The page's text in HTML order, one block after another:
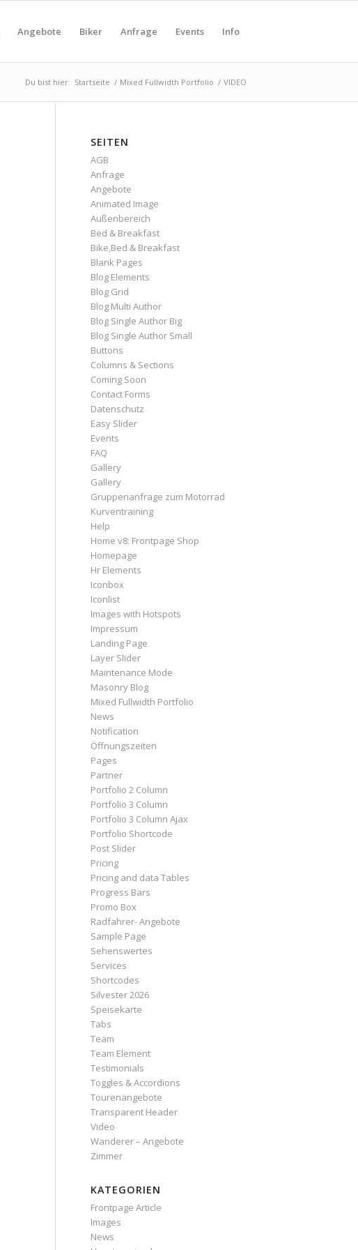
Angebote Biker Anfrage Events Info
Du bist hier: Startseite / Mixed Fullwidth Portfolio / VIDEO
SEITEN
AGB
Anfrage
Angebote
Animated Image
Außenbereich
Bed & Breakfast
Bike,Bed & Breakfast
Blank Pages
Blog Elements
Blog Grid
Blog Multi Author
Blog Single Author Big
Blog Single Author Small
Buttons
Columns & Sections
Coming Soon
Contact Forms
Datenschutz
Easy Slider
Events
FAQ
Gallery
Gallery
Gruppenanfrage zum Motorrad
Kurventraining
Help
Home v8: Frontpage Shop
Homepage
Hr Elements
Iconbox
Iconlist
Images with Hotspots
Impressum
Landing Page
Layer Slider
Maintenance Mode
Masonry Blog
Mixed Fullwidth Portfolio
News
Notification
Öffnungszeiten
Pages
Partner
Portfolio 2 Column
Portfolio 3 Column
Portfolio 3 Column Ajax
Portfolio Shortcode
Post Slider
Pricing
Pricing and data Tables
Progress Bars
Promo Box
Radfahrer- Angebote
Sample Page
Sehenswertes
Services
Shortcodes
Silvester 2026
Speisekarte
Tabs
Team
Team Element
Testimonials
Toggles & Accordions
Tourenangebote
Transparent Header
Video
Wanderer – Angebote
Zimmer
KATEGORIEN
Frontpage Article
Images
News